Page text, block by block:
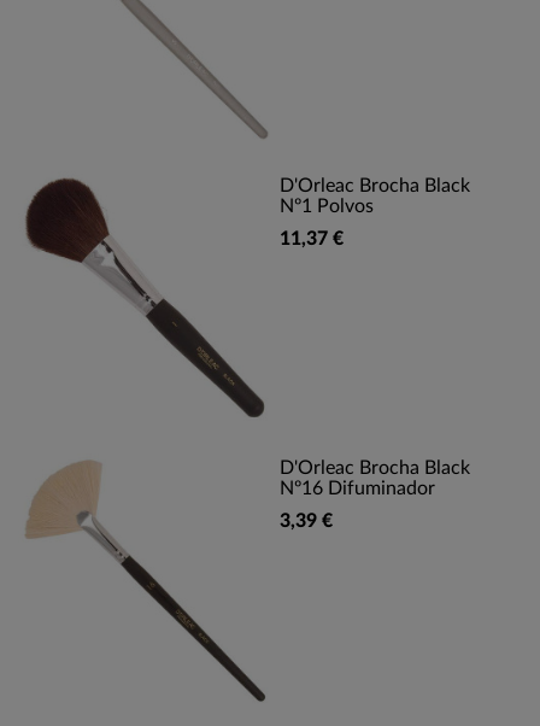
D'Orleac Brocha Black
Nº1 Polvos
11,37 €
D'Orleac Brocha Black
Nº16 Difuminador
3,39 €